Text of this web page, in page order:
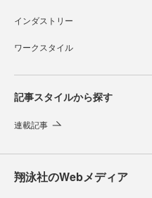
インダストリー
ワークスタイル
記事スタイルから探す
連載記事
翔泳社のWebメディア